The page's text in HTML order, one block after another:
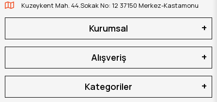
Kuzeykent Mah. 44.Sokak No: 12 37150 Merkez-Kastamonu
Kurumsal
Alışveriş
Kategoriler